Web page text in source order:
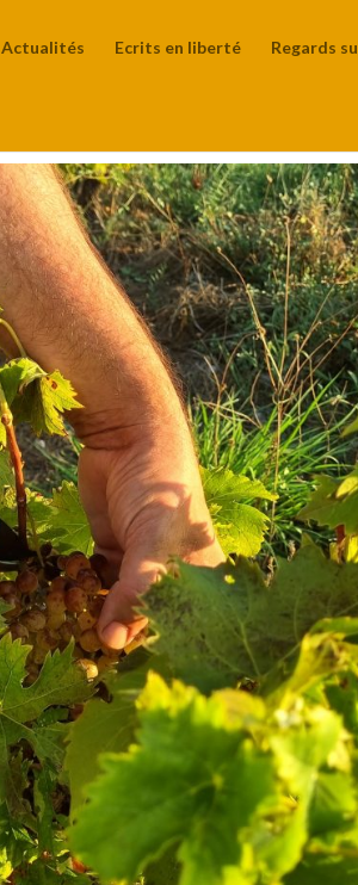
Actualités Ecrits en liberté Regards